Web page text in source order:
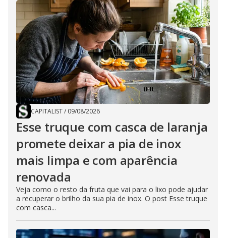
CAPITALIST/ 09/08/2026
Esse truque com casca de laranja
promete deixar a pia de inox
mais limpa e com aparência
renovada
Veja como o resto da fruta que vai para o lixo pode ajudar
a recuperar o brilho da sua pia de inox. O post Esse truque
com casca...